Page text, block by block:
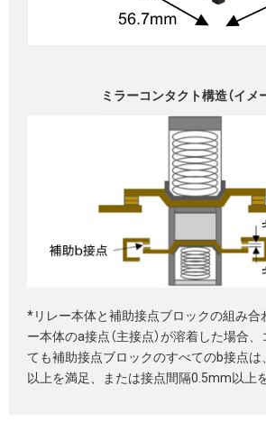
ミラーコンタクト構造（イメ
*リレー本体と補助接点ブロックの組み合
ー本体のa接点（主接点）が溶着した場合
ても補助接点ブロックのすべてのb接点は
以上を満足、または接点間隔0.5mm以上